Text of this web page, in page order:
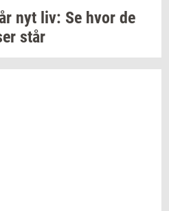
nyt liv: Se hvor de
står